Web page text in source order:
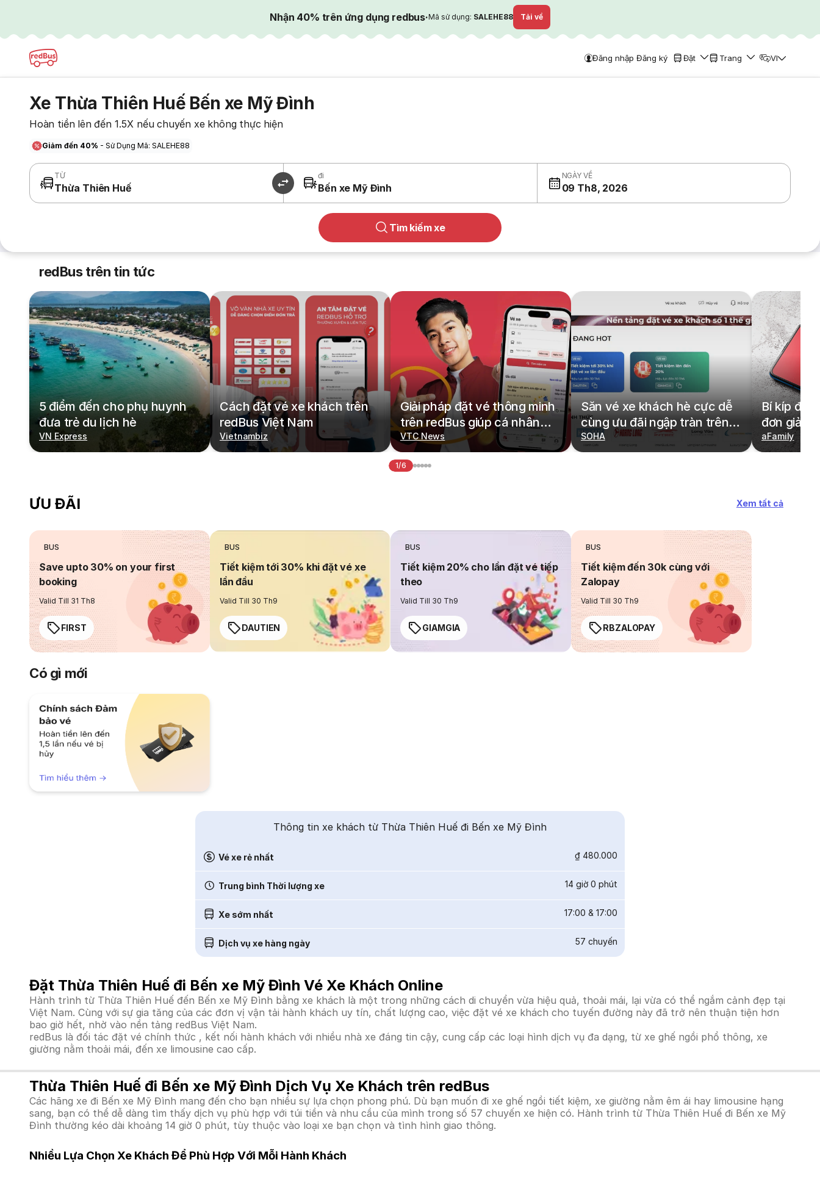
Nhận 40% trên ứng dụng redbus·Mã sử dụng: SALEHE88 Tải về
Đăng nhập Đăng ký Đặt Trang VI
Xe Thừa Thiên Huế Bến xe Mỹ Đình
Hoàn tiền lên đến 1.5X nếu chuyến xe không thực hiện
Giảm đến 40% - Sử Dụng Mã: SALEHE88
TỪ
Thừa Thiên Huế
đi
Bến xe Mỹ Đình
NGÀY VỀ
09 Th8, 2026
Tìm kiếm xe
redBus trên tin tức
5 điểm đến cho phụ huynh
đưa trẻ du lịch hè
VN Express
Cách đặt vé xe khách trên
redBus Việt Nam
Vietnambiz
Giải pháp đặt vé thông minh
trên redBus giúp cá nhân
hoá hành trình di chuyển
VTC News
Săn vé xe khách hè cực dễ
cùng ưu đãi ngập tràn trên
redBus
SOHA
Bí kíp đặt
đơn giản,
cả gia
aFamily
1/6
ƯU ĐÃI Xem tất cả
BUS
Save upto 30% on your first
booking
Valid Till 31 Th8
FIRST
BUS
Tiết kiệm tới 30% khi đặt vé xe
lần đầu
Valid Till 30 Th9
DAUTIEN
BUS
Tiết kiệm 20% cho lần đặt vé tiếp
theo
Valid Till 30 Th9
GIAMGIA
BUS
Tiết kiệm đến 30k cùng với
Zalopay
Valid Till 30 Th9
RBZALOPAY
Có gì mới
Thông tin xe khách từ Thừa Thiên Huế đi Bến xe Mỹ Đình
Vé xe rẻ nhất ₫ 480.000
Trung bình Thời lượng xe 14 giờ 0 phút
Xe sớm nhất 17:00 & 17:00
Dịch vụ xe hàng ngày 57 chuyến
Đặt Thừa Thiên Huế đi Bến xe Mỹ Đình Vé Xe Khách Online
Hành trình từ Thừa Thiên Huế đến Bến xe Mỹ Đình bằng xe khách là một trong những cách di chuyển vừa hiệu quả, thoải mái, lại vừa có thể ngắm cảnh đẹp tại
Việt Nam. Cùng với sự gia tăng của các đơn vị vận tải hành khách uy tín, chất lượng cao, việc đặt vé xe khách cho tuyến đường này đã trở nên thuận tiện hơn
bao giờ hết, nhờ vào nền tảng redBus Việt Nam.
redBus là đối tác đặt vé chính thức , kết nối hành khách với nhiều nhà xe đáng tin cậy, cung cấp các loại hình dịch vụ đa dạng, từ xe ghế ngồi phổ thông, xe
giường nằm thoải mái, đến xe limousine cao cấp.
Thừa Thiên Huế đi Bến xe Mỹ Đình Dịch Vụ Xe Khách trên redBus
Các hãng xe đi Bến xe Mỹ Đình mang đến cho bạn nhiều sự lựa chọn phong phú. Dù bạn muốn đi xe ghế ngồi tiết kiệm, xe giường nằm êm ái hay limousine hạng
sang, bạn có thể dễ dàng tìm thấy dịch vụ phù hợp với túi tiền và nhu cầu của mình trong số 57 chuyến xe hiện có. Hành trình từ Thừa Thiên Huế đi Bến xe Mỹ
Đình thường kéo dài khoảng 14 giờ 0 phút, tùy thuộc vào loại xe bạn chọn và tình hình giao thông.
Nhiều Lựa Chọn Xe Khách Để Phù Hợp Với Mỗi Hành Khách